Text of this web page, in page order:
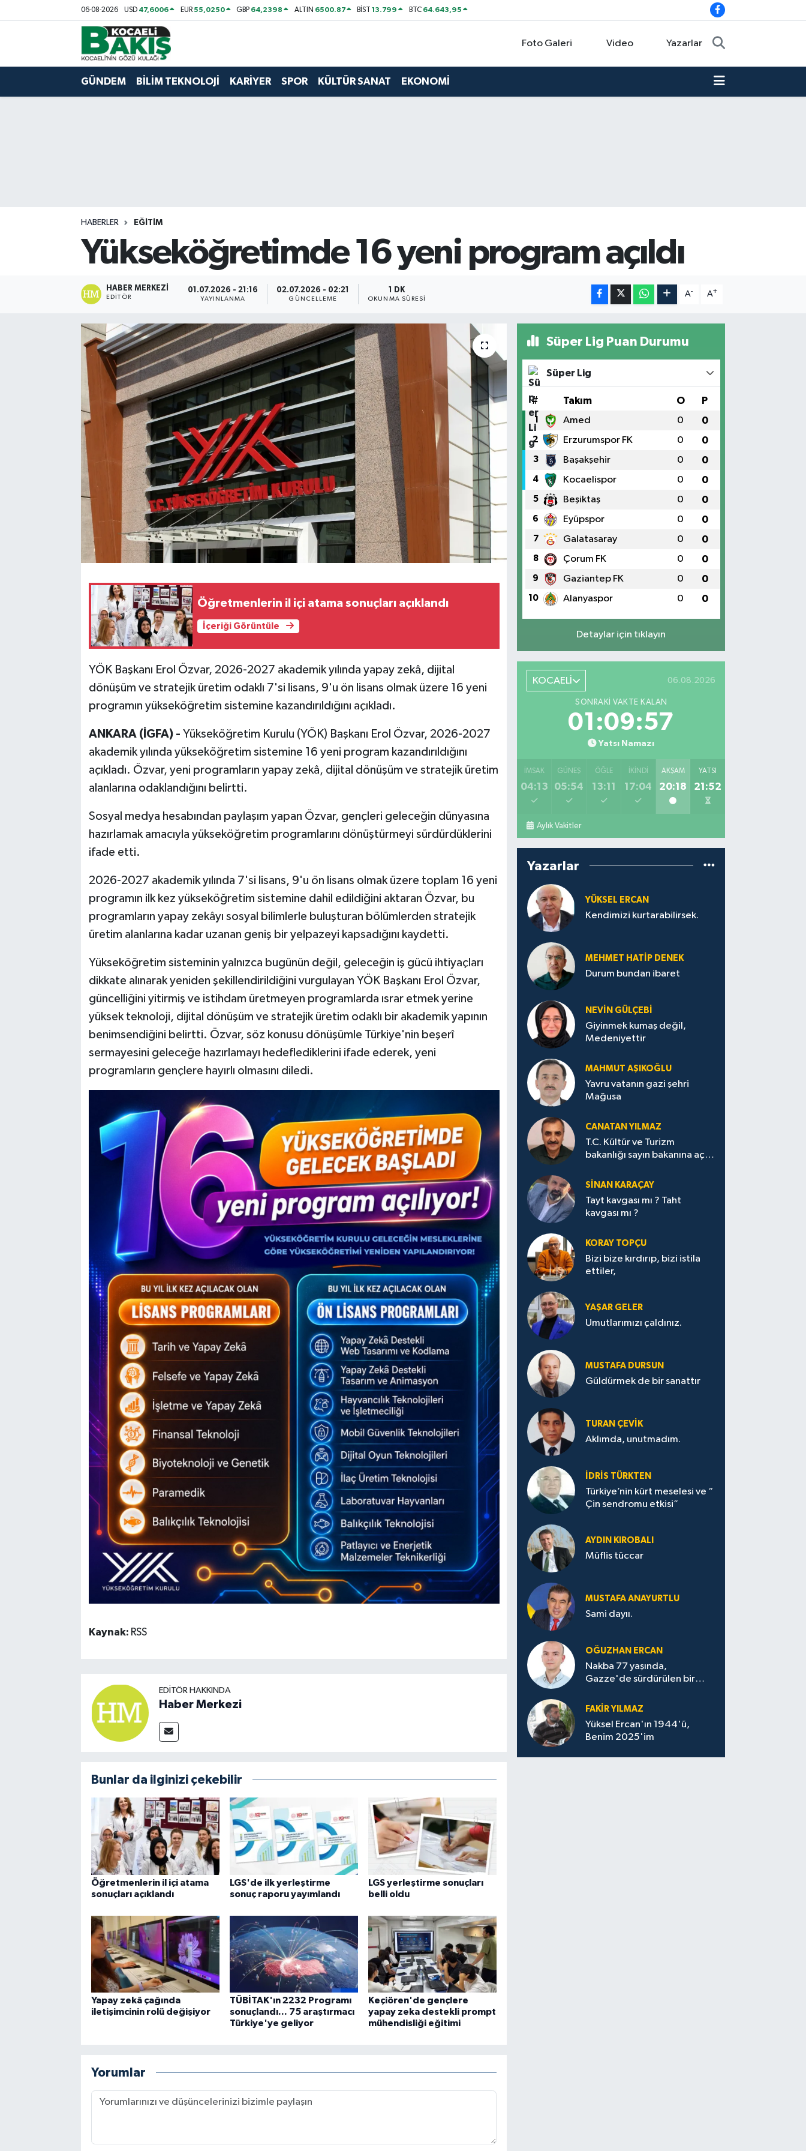
06-08-2026 USD 47,6006 EUR55,0250 GBP 64,2398 ALTIN 6500.87 BİST13.799 BTC 64.643,95
Foto Galeri Video Yazarlar
GÜNDEM BİLİM TEKNOLOJİ KARİYER SPOR KÜLTÜR SANAT EKONOMİ
HABERLER EĞİTİM
Yükseköğretimde 16 yeni program açıldı
HABER MERKEZI
EDITÖR
01.07.2026 - 21:16
YAYINLANMA
02.07.2026 - 02:21
GÜNCELLEME
1 DK
OKUNMA SÜRESI
A- A+
Öğretmenlerin il içi atama sonuçları açıklandı
İçeriği Görüntüle
YÖK Başkanı Erol Özvar, 2026-2027 akademik yılında yapay zekâ, dijital
dönüşüm ve stratejik üretim odaklı 7'si lisans, 9'u ön lisans olmak üzere 16 yeni
programın yükseköğretim sistemine kazandırıldığını açıkladı.
ANKARA (İGFA) - Yükseköğretim Kurulu (YÖK) Başkanı Erol Özvar, 2026-2027
akademik yılında yükseköğretim sistemine 16 yeni program kazandırıldığını
açıkladı. Özvar, yeni programların yapay zekâ, dijital dönüşüm ve stratejik üretim
alanlarına odaklandığını belirtti.
Sosyal medya hesabından paylaşım yapan Özvar, gençleri geleceğin dünyasına
hazırlamak amacıyla yükseköğretim programlarını dönüştürmeyi sürdürdüklerini
ifade etti.
2026-2027 akademik yılında 7'si lisans, 9'u ön lisans olmak üzere toplam 16 yeni
programın ilk kez yükseköğretim sistemine dahil edildiğini aktaran Özvar, bu
programların yapay zekâyı sosyal bilimlerle buluşturan bölümlerden stratejik
üretim alanlarına kadar uzanan geniş bir yelpazeyi kapsadığını kaydetti.
Yükseköğretim sisteminin yalnızca bugünün değil, geleceğin iş gücü ihtiyaçları
dikkate alınarak yeniden şekillendirildiğini vurgulayan YÖK Başkanı Erol Özvar,
güncelliğini yitirmiş ve istihdam üretmeyen programlarda ısrar etmek yerine
yüksek teknoloji, dijital dönüşüm ve stratejik üretim odaklı bir akademik yapının
benimsendiğini belirtti. Özvar, söz konusu dönüşümle Türkiye'nin beşerî
sermayesini geleceğe hazırlamayı hedeflediklerini ifade ederek, yeni
programların gençlere hayırlı olmasını diledi.
Kaynak: RSS
EDITÖR HAKKINDA
Haber Merkezi
Bunlar da ilginizi çekebilir
Öğretmenlerin il içi atama
sonuçları açıklandı
LGS'de ilk yerleştirme
sonuç raporu yayımlandı
LGS yerleştirme sonuçları
belli oldu
Yapay zekâ çağında
iletişimcinin rolü değişiyor
TÜBİTAK'ın 2232 Programı
sonuçlandı... 75 araştırmacı
Türkiye'ye geliyor
Keçiören'de gençlere
yapay zeka destekli prompt
mühendisliği eğitimi
Yorumlar
Süper Lig Puan Durumu
Süper Lig
# Takım O P
1 Amed 0 0
2 Erzurumspor FK 0 0
3 Başakşehir 0 0
4 Kocaelispor 0 0
5 Beşiktaş 0 0
6 Eyüpspor 0 0
7 Galatasaray 0 0
8 Çorum FK 0 0
9 Gaziantep FK 0 0
10 Alanyaspor 0 0
Detaylar için tıklayın
KOCAELİ 06.08.2026
SONRAKI VAKTE KALAN
01:09:55
Yatsı Namazı
İMSAK
04:13
GÜNEŞ
05:54
ÖĞLE
13:11
İKINDI
17:04
AKŞAM
20:18
YATSI
21:52
Aylık Vakitler
Yazarlar
YÜKSEL ERCAN
Kendimizi kurtarabilirsek.
MEHMET HATİP DENEK
Durum bundan ibaret
NEVİN GÜLÇEBİ
Giyinmek kumaş değil,
Medeniyettir
MAHMUT AŞIKOĞLU
Yavru vatanın gazi şehri
Mağusa
CANATAN YILMAZ
T.C. Kültür ve Turizm
bakanlığı sayın bakanına açık
SİNAN KARAÇAY
Tayt kavgası mı ? Taht
kavgası mı ?
KORAY TOPÇU
Bizi bize kırdırıp, bizi istila
ettiler,
YAŞAR GELER
Umutlarımızı çaldınız.
MUSTAFA DURSUN
Güldürmek de bir sanattır
TURAN ÇEVİK
Aklımda, unutmadım.
İDRİS TÜRKTEN
Türkiye’nin kürt meselesi ve “
Çin sendromu etkisi”
AYDIN KIROBALI
Müflis tüccar
MUSTAFA ANAYURTLU
Sami dayıı.
OĞUZHAN ERCAN
Nakba 77 yaşında,
Gazze'de sürdürülen bir
FAKİR YILMAZ
Yüksel Ercan'ın 1944'ü,
Benim 2025'im
Kocaeli Nöbetçi Eczaneler
Kocaeli Hava Durumu